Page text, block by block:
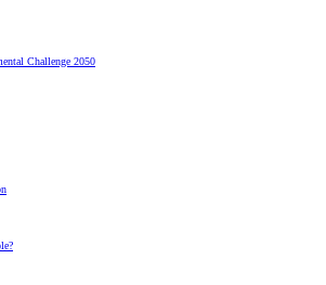
Challenge 2050